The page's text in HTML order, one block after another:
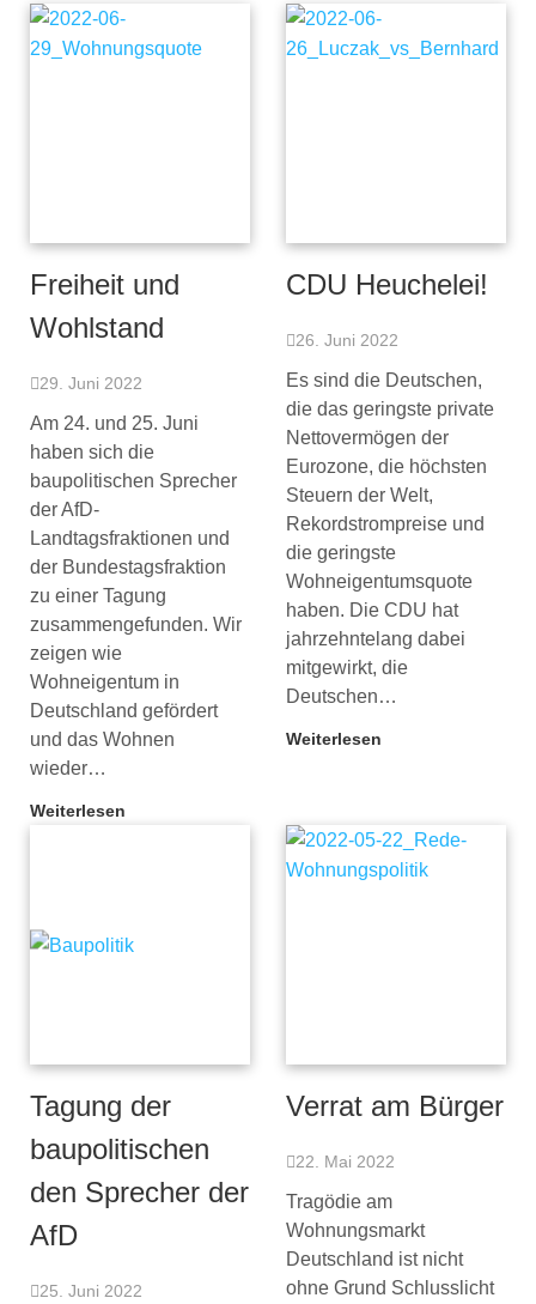
Freiheit und
Wohlstand
29. Juni 2022
Am 24. und 25. Juni
haben sich die
baupolitischen Sprecher
der AfD-
Landtagsfraktionen und
der Bundestagsfraktion
zu einer Tagung
zusammengefunden. Wir
zeigen wie
Wohneigentum in
Deutschland gefördert
und das Wohnen
wieder…
Weiterlesen
CDU Heuchelei!
26. Juni 2022
Es sind die Deutschen,
die das geringste private
Nettovermögen der
Eurozone, die höchsten
Steuern der Welt,
Rekordstrompreise und
die geringste
Wohneigentumsquote
haben. Die CDU hat
jahrzehntelang dabei
mitgewirkt, die
Deutschen…
Weiterlesen
Tagung der
baupolitischen
den Sprecher der
AfD
25. Juni 2022
Verrat am Bürger
22. Mai 2022
Tragödie am
Wohnungsmarkt
Deutschland ist nicht
ohne Grund Schlusslicht